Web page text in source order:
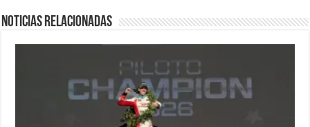
Noticias relacionadas